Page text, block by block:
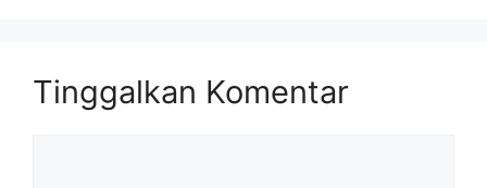
Tinggalkan Komentar